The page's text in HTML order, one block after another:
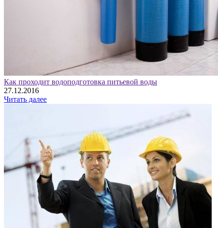
Как проходит водоподготовка питьевой воды
27.12.2016
Читать далее